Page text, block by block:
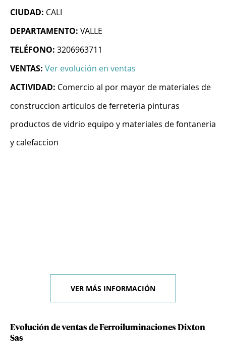
CIUDAD: CALI
DEPARTAMENTO: VALLE
TELÉFONO: 3206963711
VENTAS: Ver evolución en ventas
ACTIVIDAD: Comercio al por mayor de materiales de
construccion articulos de ferreteria pinturas
productos de vidrio equipo y materiales de fontaneria
y calefaccion
VER MÁS INFORMACIÓN
Evolución de ventas de Ferroiluminaciones Dixton
Sas